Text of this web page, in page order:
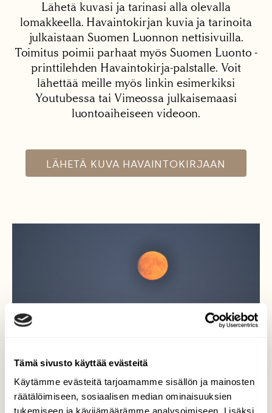
Tämä sivusto käyttää evästeitä
Käytämme evästeitä tarjoamamme sisällön ja mainosten
räätälöimiseen, sosiaalisen median ominaisuuksien
Lähetä kuvasi ja tarinasi alla olevalla
lomakkeella. Havaintokirjan kuvia ja tarinoita
julkaistaan Suomen Luonnon nettisivuilla.
Toimitus poimii parhaat myös Suomen Luonto -
printtilehden Havaintokirja-palstalle. Voit
lähettää meille myös linkin esimerkiksi
Youtubessa tai Vimeossa julkaisemaasi
luontoaiheiseen videoon.
LÄHETÄ KUVA HAVAINTOKIRJAAN